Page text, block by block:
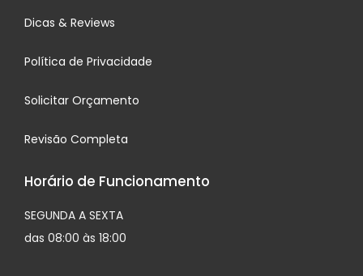
Dicas & Reviews
Política de Privacidade
Solicitar Orçamento
Revisão Completa
Horário de Funcionamento
SEGUNDA A SEXTA
das 08:00 às 18:00